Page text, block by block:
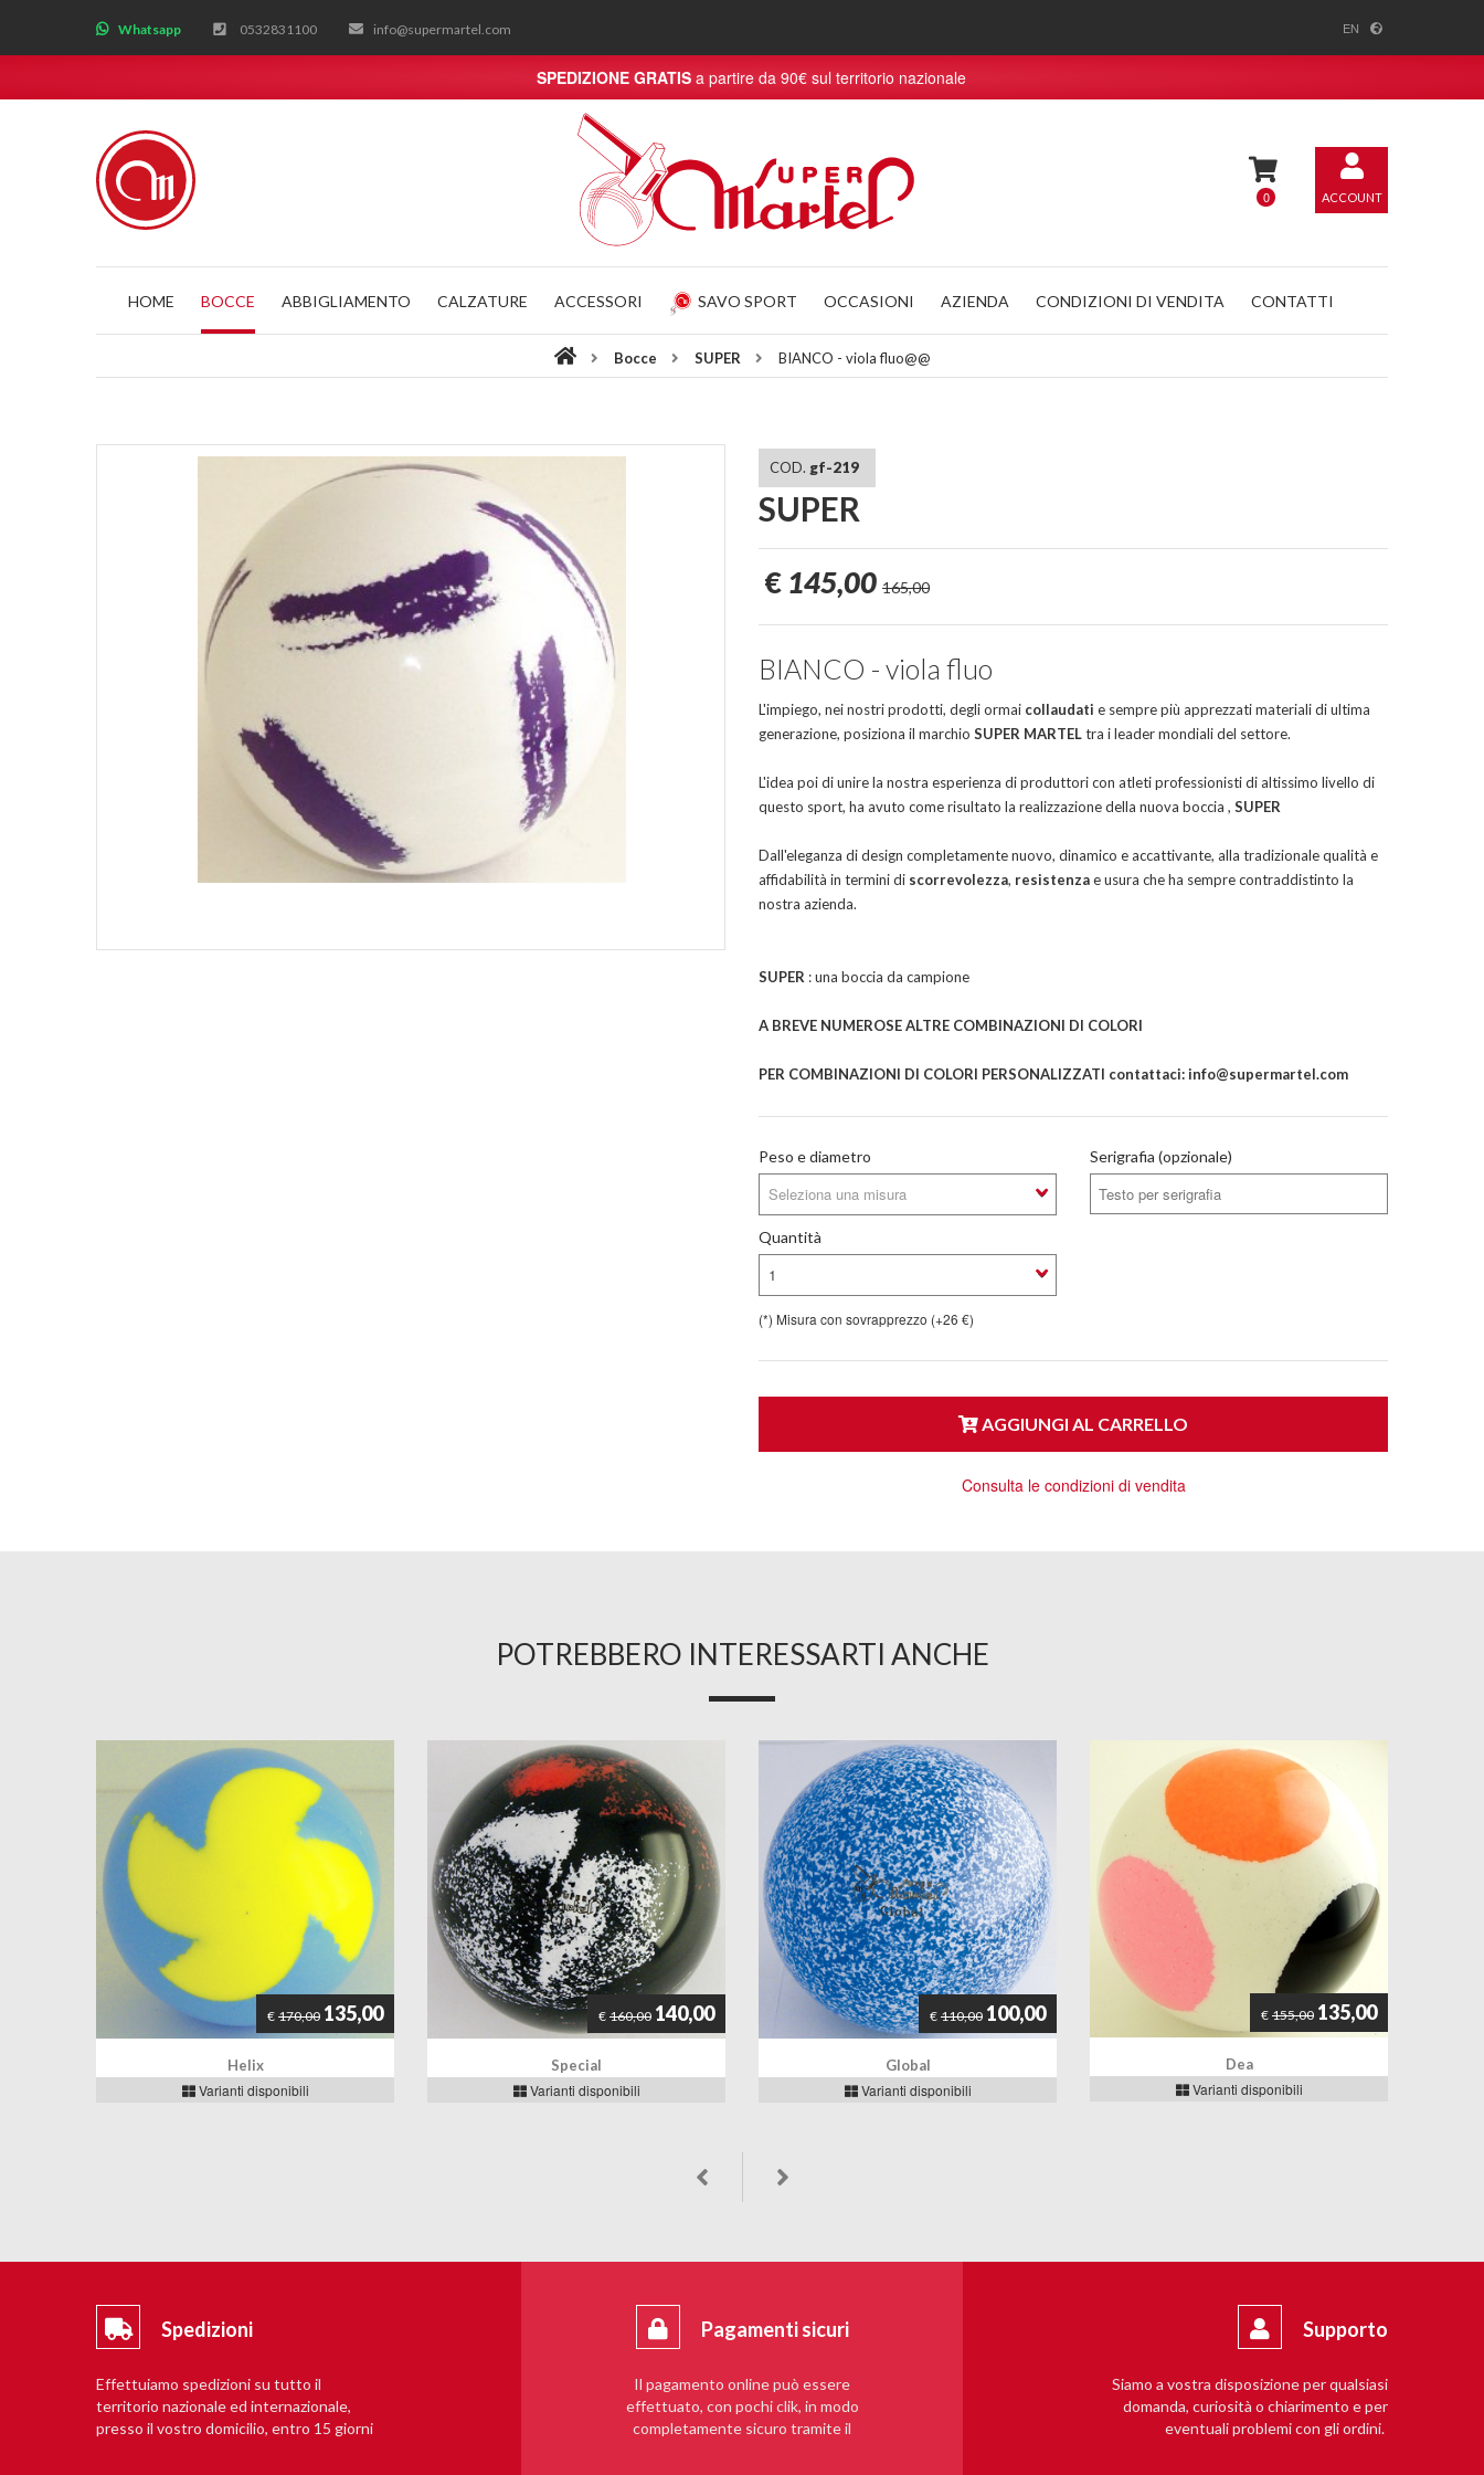
Whatsapp 0532831100 info@supermartel.com EN
SPEDIZIONE GRATISa partire da 90€ sul territorio nazionale
0 ACCOUNT
HOME BOCCE ABBIGLIAMENTO CALZATURE ACCESSORI SAVO SPORT OCCASIONI AZIENDA CONDIZIONI DI VENDITA CONTATTI
Bocce SUPER BIANCO - viola fluo@@
COD. gf-219
SUPER
€ 145,00 165,00
BIANCO - viola fluo
L'impiego, nei nostri prodotti, degli ormai collaudati e sempre più apprezzati materiali di ultima
generazione, posiziona il marchio SUPER MARTELtra i leader mondiali del settore.
L'idea poi di unire la nostra esperienza di produttori con atleti professionisti di altissimo livello di
questo sport, ha avuto come risultato la realizzazione della nuova boccia , SUPER
Dall'eleganza di design completamente nuovo, dinamico e accattivante, alla tradizionale qualità e
affidabilità in termini di scorrevolezza, resistenzae usura che ha sempre contraddistinto la
nostra azienda.
SUPER : una boccia da campione
A BREVE NUMEROSE ALTRE COMBINAZIONI DI COLORI
PER COMBINAZIONI DI COLORI PERSONALIZZATI contattaci: info@supermartel.com
Peso e diametro
Seleziona una misura
Serigrafia (opzionale)
Quantità
1
(*) Misura con sovrapprezzo (+26 €)
AGGIUNGI AL CARRELLO
Consulta le condizioni di vendita
POTREBBERO INTERESSARTI ANCHE
€ 170,00 135,00
Helix
Varianti disponibili
€ 160,00 140,00
Special
Varianti disponibili
€ 110,00 100,00
Global
Varianti disponibili
€ 155,00 135,00
Dea
Varianti disponibili
Spedizioni
Effettuiamo spedizioni su tutto il
territorio nazionale ed internazionale,
presso il vostro domicilio, entro 15 giorni
Pagamenti sicuri
Il pagamento online può essere
effettuato, con pochi clik, in modo
completamente sicuro tramite il
Supporto
Siamo a vostra disposizione per qualsiasi
domanda, curiosità o chiarimento e per
eventuali problemi con gli ordini.